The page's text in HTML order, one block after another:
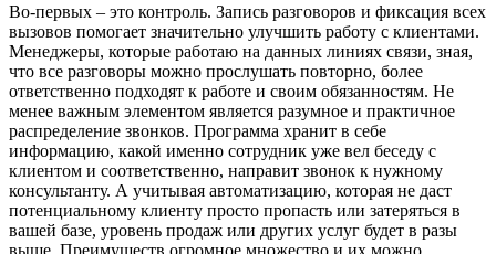
Во-первых – это контроль. Запись разговоров и фиксация всех
вызовов помогает значительно улучшить работу с клиентами.
Менеджеры, которые работаю на данных линиях связи, зная,
что все разговоры можно прослушать повторно, более
ответственно подходят к работе и своим обязанностям. Не
менее важным элементом является разумное и практичное
распределение звонков. Программа хранит в себе
информацию, какой именно сотрудник уже вел беседу с
клиентом и соответственно, направит звонок к нужному
консультанту. А учитывая автоматизацию, которая не даст
потенциальному клиенту просто пропасть или затеряться в
вашей базе, уровень продаж или других услуг будет в разы
выше. Преимуществ огромное множество и их можно